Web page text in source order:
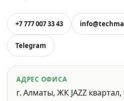
+7 777 007 33 43
Telegram
АДРЕС ОФИСА
г. Алматы, ЖК JAZZ